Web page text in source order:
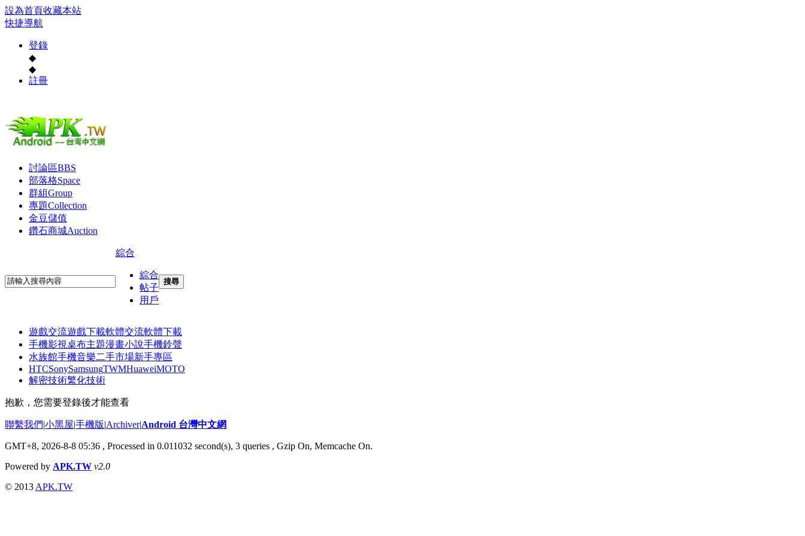
設為首頁收藏本站
快捷導航
登錄
◆
◆
註冊
討論區BBS
部落格Space
群組Group
專題Collection
金豆儲值
鑽石商城Auction
綜合
綜合
帖子
用戶
搜尋
遊戲交流遊戲下載軟體交流軟體下載
手機影視桌布主題漫畫小說手機鈴聲
水族館手機音樂二手市場新手專區
HTCSonySamsungTWMHuaweiMOTO
解密技術繁化技術
抱歉，您需要登錄後才能查看
聯繫我們|小黑屋|手機版|Archiver|Android 台灣中文網
GMT+8, 2026-8-8 05:36 , Processed in 0.011032 second(s), 3 queries , Gzip On, Memcache On.
Powered by APK.TW v2.0
© 2013 APK.TW